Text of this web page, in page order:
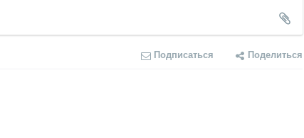
Подписаться Поделиться